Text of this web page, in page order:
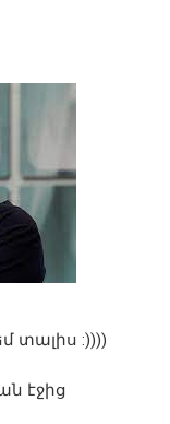
տալիս :))))
էջից